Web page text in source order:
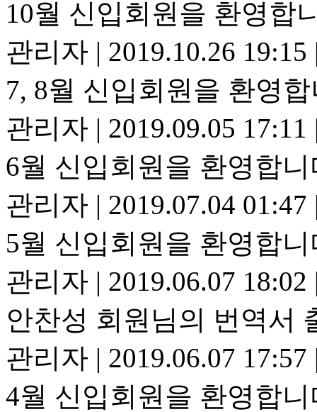
10월 신입회원을 환영합
관리자 | 2019.10.26 19:15
7, 8월 신입회원을 환영
관리자 | 2019.09.05 17:11
6월 신입회원을 환영합니
관리자 | 2019.07.04 01:47
5월 신입회원을 환영합니
관리자 | 2019.06.07 18:02
안찬성 회원님의 번역서
관리자 | 2019.06.07 17:57
4월 신입회원을 환영합니